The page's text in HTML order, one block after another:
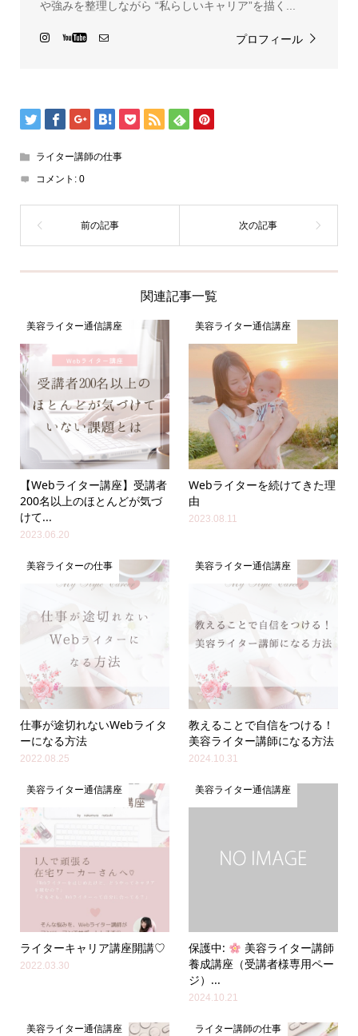
や強みを整理しながら “私らしいキャリア”を描く...
プロフィール
ライター講師の仕事
コメント: 0
関連記事一覧
美容ライター通信講座
【Webライター講座】受講者
200名以上のほとんどが気づ
けて...
2023.06.20
美容ライター通信講座
Webライターを続けてきた理
由
2023.08.11
美容ライターの仕事
仕事が途切れないWebライタ
ーになる方法
2022.08.25
美容ライター通信講座
教えることで自信をつける！
美容ライター講師になる方法
2024.10.31
美容ライター通信講座
ライターキャリア講座開講♡
2022.03.30
美容ライター通信講座
保護中:
美容ライター講師
養成講座（受講者様専用ペー
ジ）...
2024.10.21
美容ライター通信講座 ライター講師の仕事